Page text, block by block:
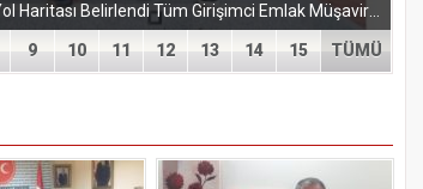
EĞİTİM-BİR-SEN ADANA ŞUBESİ’NDEN KAHRAMANMARAŞ’A VEFA VE DAYANIŞMA ÇIKARMASI Eğitim-Bir-Sen Adana Şubesi, Kahramanmaraş’ta anlamlı temaslarda bulundu. Adana heyeti; sendikal dayanışmayı güçlendirmek...
9 10 11 12 13 14 15 TÜMÜ